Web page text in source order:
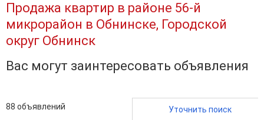
Продажа квартир в районе 56-й
микрорайон в Обнинске, Городской
округ Обнинск
Вас могут заинтересовать объявления
88 объявлений Уточнить поиск